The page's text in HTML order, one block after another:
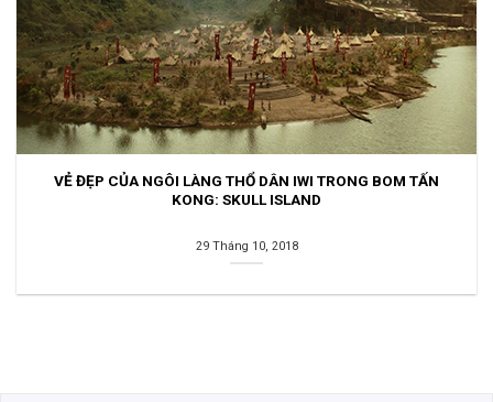
VẺ ĐẸP CỦA NGÔI LÀNG THỔ DÂN IWI TRONG BOM TẤN
KONG: SKULL ISLAND
29 Tháng 10, 2018